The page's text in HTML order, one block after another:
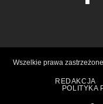
Wszelkie prawa
REDAKCJA
POLITYKA